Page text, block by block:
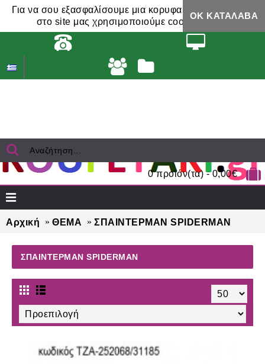
Για να σου εξασφαλίσουμε μια κορυφαία εμπειρία,
στο site μας χρησιμοποιούμε cookies.
ΟΚ ΚΑΤΆΛΑΒΑ
0 προϊόν(τα) - 0,00€
Αρχική ΘΕΜΑ ΣΠΑΙΝΤΕΡΜΑΝ SPIDERMAN
ΣΠΑΙΝΤΕΡΜΑΝ SPIDERMAN